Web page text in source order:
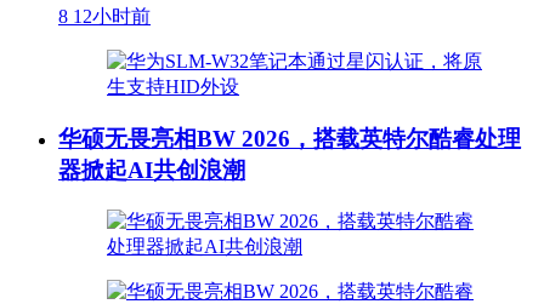
8 12小时前
华硕无畏亮相BW 2026，搭载英特尔酷睿处理
器掀起AI共创浪潮